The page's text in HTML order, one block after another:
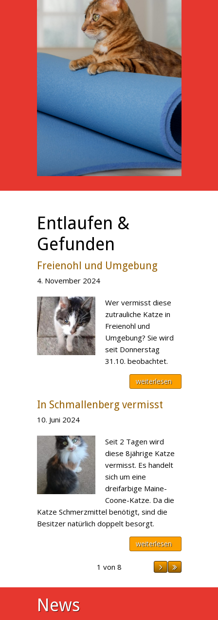
Entlaufen &
Gefunden
Freienohl und Umgebung
4. November 2024
Wer vermisst diese
zutrauliche Katze in
Freienohl und
Umgebung? Sie wird
seit Donnerstag
31.10. beobachtet.
weiterlesen
In Schmallenberg vermisst
10. Juni 2024
Seit 2 Tagen wird
diese 8jährige Katze
vermisst. Es handelt
sich um eine
dreifarbige Maine-
Coone-Katze. Da die
Katze Schmerzmittel benötigt, sind die
Besitzer natürlich doppelt besorgt.
weiterlesen
1 von 8
News